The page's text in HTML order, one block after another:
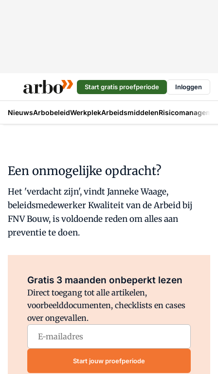
Start gratis proefperiode Inloggen
NieuwsArbobeleidWerkplekArbeidsmiddelen
Een onmogelijke opdracht?
Het 'verdacht zijn', vindt Janneke Waage,
beleidsmedewerker Kwaliteit van de Arbeid bij
FNV Bouw, is voldoende reden om alles aan
preventie te doen.
Gratis 3 maanden onbeperkt lezen
Direct toegang tot alle artikelen,
voorbeelddocumenten, checklists en cases
over ongevallen.
Start jouw proefperiode